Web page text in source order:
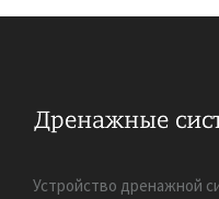
Устройство дренажной